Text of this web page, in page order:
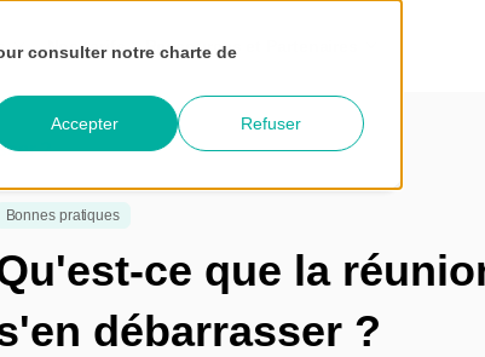
consulter notre charte de
Accepter Refuser
Nos tarifs Ressources et Partenaires
?
Bonnes pratiques
ce que la
débarrasser ?